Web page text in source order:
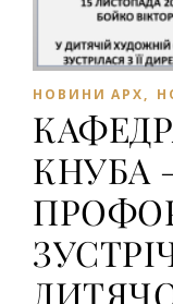
НОВИНИ АРХ,
КНУБА